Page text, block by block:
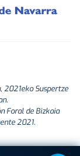
2021eko Suspertze
Foral de Bizkaia
2021.